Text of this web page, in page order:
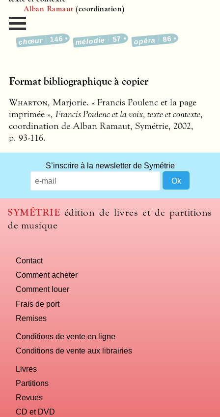
Alban Ramaut (coordination)
chœur 146 mélodie 57 opéra 86
Format bibliographique à copier
Wharton, Marjorie. « Francis Poulenc et la page
imprimée », Francis Poulenc et la voix, texte et contexte,
coordination de Alban Ramaut, Symétrie, 2002,
p. 93-116.
S’inscrire à la newsletter de Symétrie
SYMÉTRIE édition de livres et de partitions
de musique
Contact
Comment acheter
Comment louer
Frais de port
Remises
Conditions de vente en ligne
Conditions de vente aux librairies
Livres
Partitions
Revues
CD et DVD